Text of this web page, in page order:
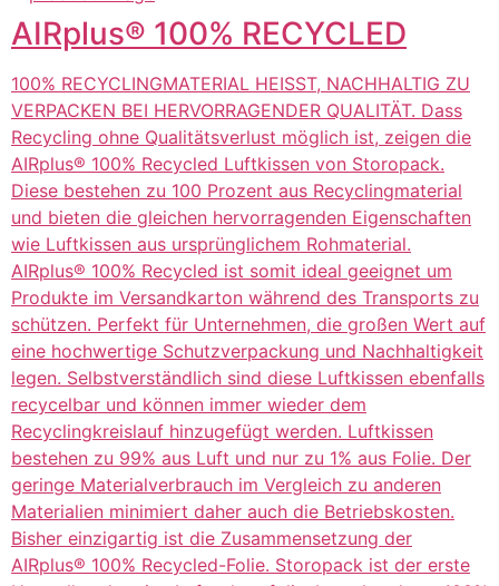
AIRplus® 100% RECYCLED
100% RECYCLINGMATERIAL HEISST, NACHHALTIG ZU
VERPACKEN BEI HERVORRAGENDER QUALITÄT. Dass
Recycling ohne Qualitätsverlust möglich ist, zeigen die
AIRplus® 100% Recycled Luftkissen von Storopack.
Diese bestehen zu 100 Prozent aus Recyclingmaterial
und bieten die gleichen hervorragenden Eigenschaften
wie Luftkissen aus ursprünglichem Rohmaterial.
AIRplus® 100% Recycled ist somit ideal geeignet um
Produkte im Versandkarton während des Transports zu
schützen. Perfekt für Unternehmen, die großen Wert auf
eine hochwertige Schutzverpackung und Nachhaltigkeit
legen. Selbstverständlich sind diese Luftkissen ebenfalls
recycelbar und können immer wieder dem
Recyclingkreislauf hinzugefügt werden. Luftkissen
bestehen zu 99% aus Luft und nur zu 1% aus Folie. Der
geringe Materialverbrauch im Vergleich zu anderen
Materialien minimiert daher auch die Betriebskosten.
Bisher einzigartig ist die Zusammensetzung der
AIRplus® 100% Recycled-Folie. Storopack ist der erste